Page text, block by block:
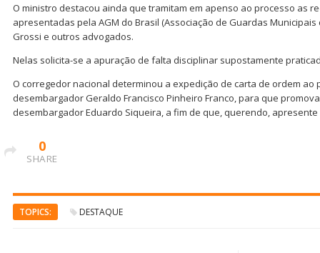
O ministro destacou ainda que tramitam em apenso ao processo as
apresentadas pela AGM do Brasil (Associação de Guardas Municipais
Grossi e outros advogados.
Nelas solicita-se a apuração de falta disciplinar supostamente
O corregedor nacional determinou a expedição de carta de ordem ao
desembargador Geraldo Francisco Pinheiro Franco, para que
desembargador Eduardo Siqueira, a fim de que, querendo,
0
SHARE
TOPICS: DESTAQUE